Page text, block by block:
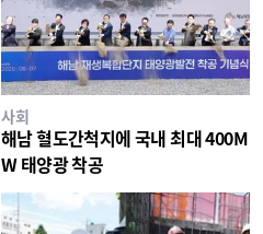
사회
해남 혈도간척지에 국내 최대 400M
W 태양광 착공